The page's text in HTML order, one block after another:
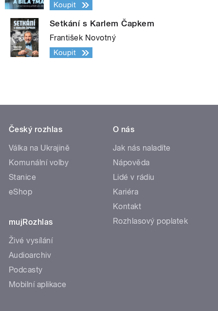
Koupit
Setkání s Karlem Čapkem
František Novotný
Koupit
Český rozhlas
Válka na Ukrajině
Komunální volby
Stanice
eShop
mujRozhlas
Živé vysílání
Audioarchiv
Podcasty
Mobilní aplikace
O nás
Jak nás naladíte
Nápověda
Lidé v rádiu
Kariéra
Kontakt
Rozhlasový poplatek